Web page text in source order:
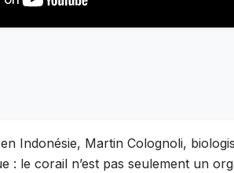
en Indonésie, Martin Colognoli,
: le corail n’est pas seulement un